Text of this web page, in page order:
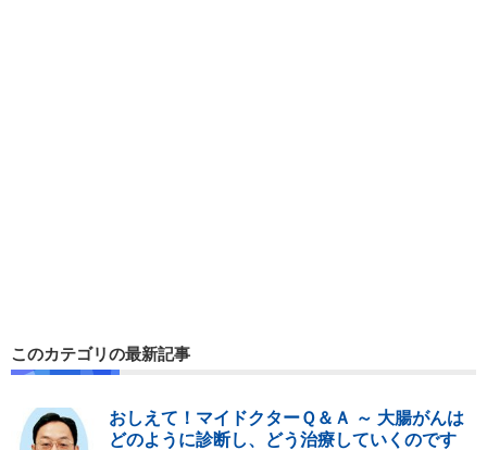
このカテゴリの最新記事
おしえて！マイドクターＱ＆Ａ ～ 大腸がんは
どのように診断し、どう治療していくのです